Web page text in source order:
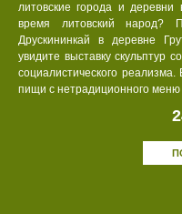
литовские города и
время литовский народ?
Друскининкай в деревне
увидите выставку скульптур
социалистического
пищи с нетрадиционного меню